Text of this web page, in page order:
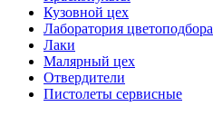
Кузовной цех
Лаборатория цветоподбора
Лаки
Малярный цех
Отвердители
Пистолеты сервисные